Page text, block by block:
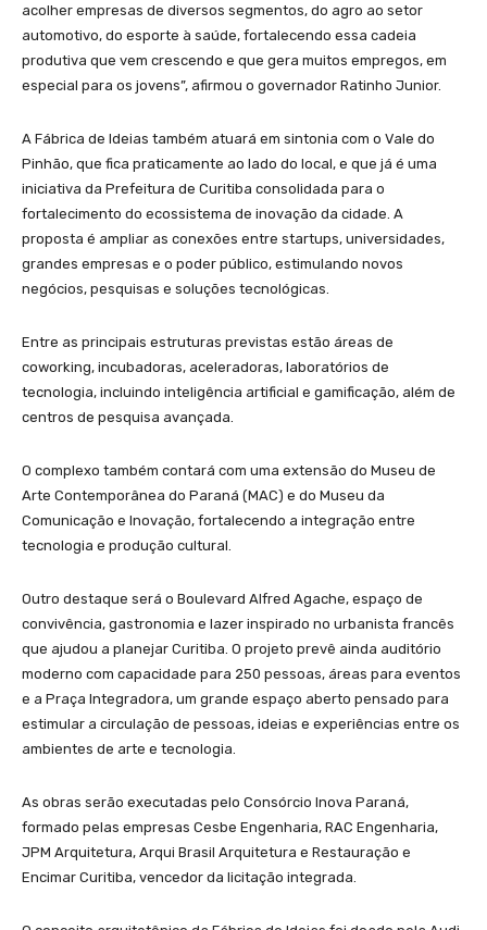
acolher empresas de diversos segmentos, do agro ao setor
automotivo, do esporte à saúde, fortalecendo essa cadeia
produtiva que vem crescendo e que gera muitos empregos, em
especial para os jovens”, afirmou o governador Ratinho Junior.
A Fábrica de Ideias também atuará em sintonia com o Vale do
Pinhão, que fica praticamente ao lado do local, e que já é uma
iniciativa da Prefeitura de Curitiba consolidada para o
fortalecimento do ecossistema de inovação da cidade. A
proposta é ampliar as conexões entre startups, universidades,
grandes empresas e o poder público, estimulando novos
negócios, pesquisas e soluções tecnológicas.
Entre as principais estruturas previstas estão áreas de
coworking, incubadoras, aceleradoras, laboratórios de
tecnologia, incluindo inteligência artificial e gamificação, além de
centros de pesquisa avançada.
O complexo também contará com uma extensão do Museu de
Arte Contemporânea do Paraná (MAC) e do Museu da
Comunicação e Inovação, fortalecendo a integração entre
tecnologia e produção cultural.
Outro destaque será o Boulevard Alfred Agache, espaço de
convivência, gastronomia e lazer inspirado no urbanista francês
que ajudou a planejar Curitiba. O projeto prevê ainda auditório
moderno com capacidade para 250 pessoas, áreas para eventos
e a Praça Integradora, um grande espaço aberto pensado para
estimular a circulação de pessoas, ideias e experiências entre os
ambientes de arte e tecnologia.
As obras serão executadas pelo Consórcio Inova Paraná,
formado pelas empresas Cesbe Engenharia, RAC Engenharia,
JPM Arquitetura, Arqui Brasil Arquitetura e Restauração e
Encimar Curitiba, vencedor da licitação integrada.